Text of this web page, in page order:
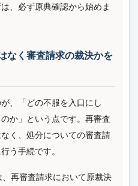
、必ず原典確認から始めま
なく審査請求の裁決かを
、「どの不服を入口にし
か」という点です。再審査
く、処分についての審査請
う手続です。
再審査請求において原裁決